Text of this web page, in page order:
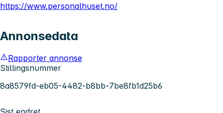
https://www.personalhuset.no/
Annonsedata
Rapporter annonse
Stillingsnummer
8a8579fd-eb05-4482-b8bb-7be8fb1d25b6